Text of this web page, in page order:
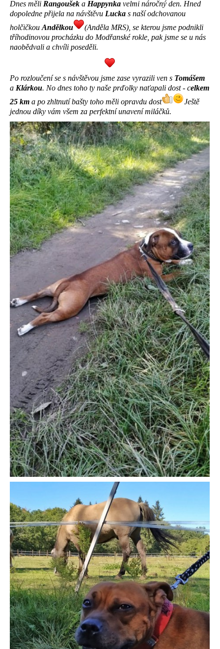
Dnes měli Rangoušek a Happynka velmi náročný den. Hned
dopoledne přijela na návštěvu Lucka s naší odchovanou
holčičkou Andělkou
(Anděla MRS), se kterou jsme podnikli
tříhodinovou procházku do Modřanské rokle, pak jsme se u nás
naobědvali a chvíli poseděli.
Po rozloučení se s návštěvou jsme zase vyrazili ven s Tomášem
a Klárkou. No dnes toho ty naše prďolky naťapali dost - celkem
25 km a po zhltnutí bašty toho měli opravdu dost
Ještě
jednou díky vám všem za perfektní unavení miláčků.